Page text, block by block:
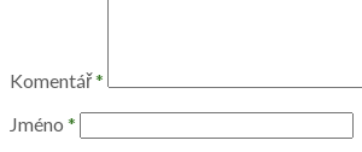
Komentář*
Jméno *